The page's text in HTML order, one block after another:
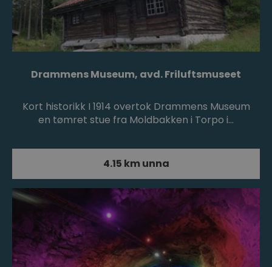
Drammens Museum, avd. Friluftsmuseet
Kort historikk I 1914 overtok Drammens Museum
en tømret stue fra Moldbakken i Torpo i…
4.15 km unna